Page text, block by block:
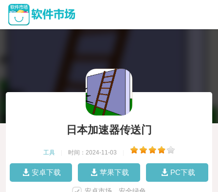
日本加速器传送门
工具 时间：2024-11-03
安卓下载 苹果下载 PC下载